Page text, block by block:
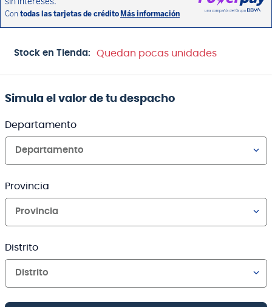
Stock en Tienda: Quedan pocas unidades
Simula el valor de tu despacho
Departamento
Departamento
Provincia
Provincia
Distrito
Distrito